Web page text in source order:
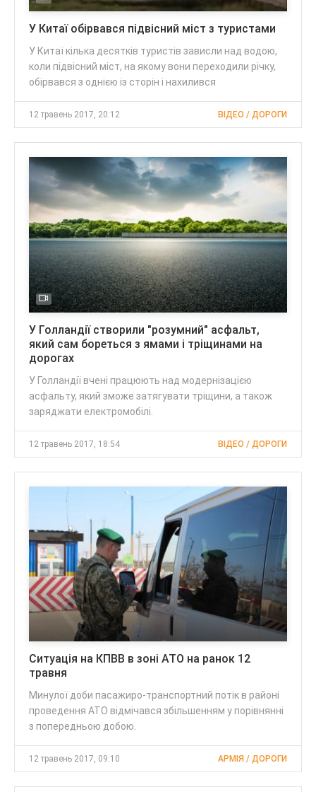
У Китаї обірвався підвісний міст з туристами
У Китаї кілька десятків туристів зависли над водою,
коли підвісний міст, на якому вони переходили річку,
обірвався з однією із сторін і нахилився
12 травень 2017, 20:12 ВІДЕО / ДОРОГИ
У Голландії створили "розумний" асфальт,
який сам бореться з ямами і тріщинами на
дорогах
У Голландії вчені працюють над модернізацією
асфальту, який зможе затягувати тріщини, а також
заряджати електромобілі.
12 травень 2017, 18:54 ВІДЕО / ДОРОГИ
Ситуація на КПВВ в зоні АТО на ранок 12
травня
Минулої доби пасажиро-транспортний потік в районі
проведення АТО відмічався збільшенням у порівнянні
з попередньою добою.
12 травень 2017, 09:10 АРМІЯ / ДОРОГИ